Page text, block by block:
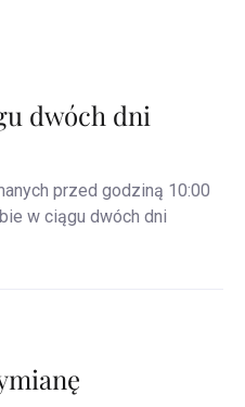
dwóch dni
przed godziną 10:00
w ciągu dwóch dni